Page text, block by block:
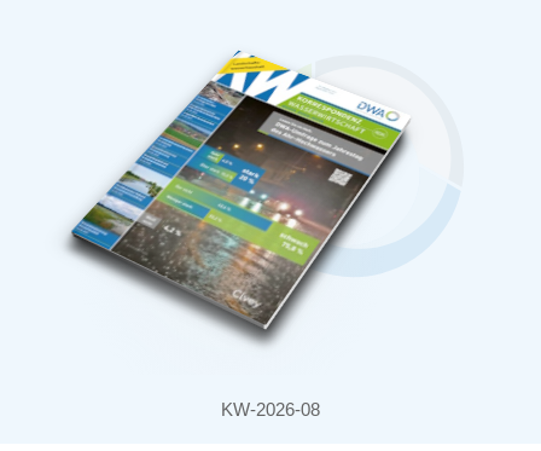
KW-2026-08